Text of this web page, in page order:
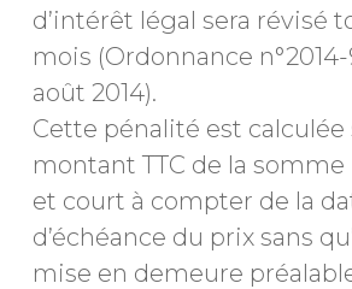
d’intérêt légal sera révisé
mois (Ordonnance
août 2014).
Cette pénalité est calculée
montant TTC de la
et court à compter de la
d’échéance du prix sans
mise en demeure